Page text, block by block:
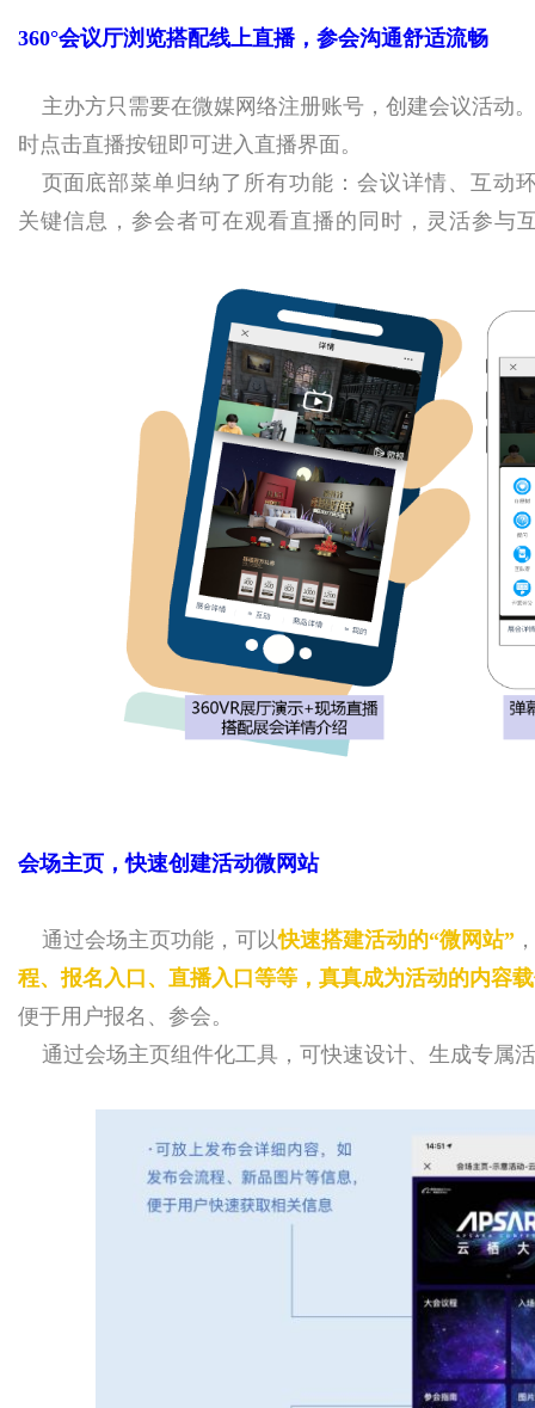
字
360°会议厅浏览搭配线上直播，参会沟通舒适流畅
主办方只需要在微媒网络注册账号，创建会议活动
时点击直播按钮即可进入直播界面。
页面底部菜单归纳了所有功能：会议详情、互动
关键信息，参会者可在观看直播的同时，灵活参与
会场主页，快速创建活动微网站
通过会场主页功能，可以快速搭建活动的“微网站”
程、报名入口、直播入口等等，真真成为活动的内容
便于用户报名、参会。
通过会场主页组件化工具，可快速设计、生成专属